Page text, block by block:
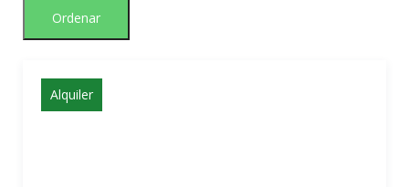
Ordenar
Alquiler